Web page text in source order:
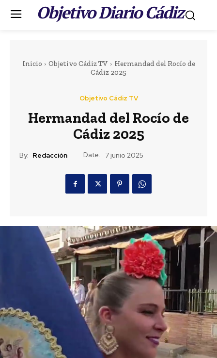
Objetivo Diario Cádiz.
Inicio Objetivo Cádiz TV
Hermandad del Rocío de
Cádiz 2025
Objetivo Cádiz TV
Hermandad del Rocío de
Cádiz 2025
By: Redacción Date: 7 junio 2025